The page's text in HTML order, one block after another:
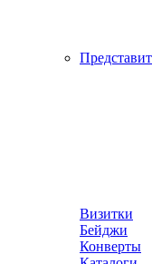
Визитки
Бейджи
Конверты